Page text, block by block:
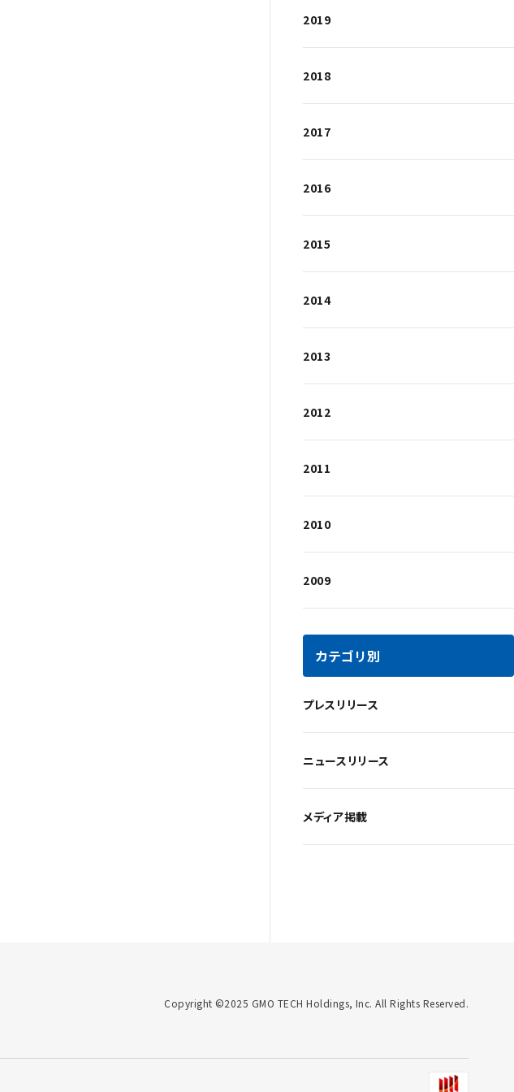
2019
2018
2017
2016
2015
2014
2013
2012
2011
2010
2009
カテゴリ別
プレスリリース
ニュースリリース
メディア掲載
Copyright ©2025 GMO TECH Holdings, Inc. All Rights Reserved.